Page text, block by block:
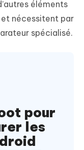
éléments
nécessitent par
spécialisé.
pour
les